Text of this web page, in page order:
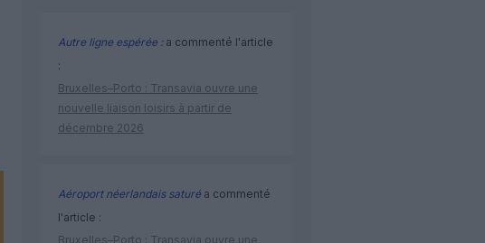
Autre ligne espérée :a commenté l'article
:
Bruxelles–Porto : Transavia ouvre une
nouvelle liaison loisirs à partir de
décembre 2026
Aéroport néerlandais saturéa commenté
l'article :
Bruxelles–Porto : Transavia ouvre une